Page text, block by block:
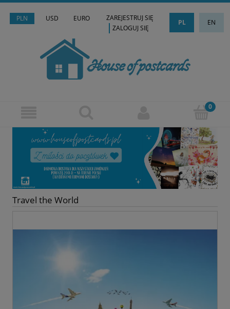
PLN USD EURO PL EN
ZAREJESTRUJ SIĘ
ZALOGUJ SIĘ
Travel the World